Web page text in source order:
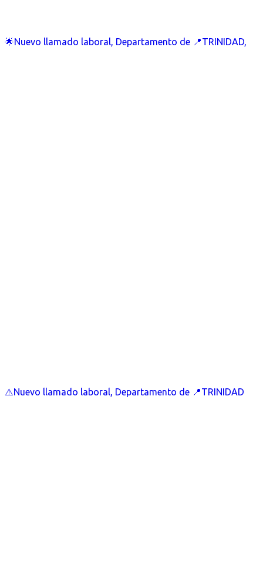
🌟Nuevo llamado laboral, Departamento de 📍TRINIDAD,
⚠️Nuevo llamado laboral, Departamento de 📍TRINIDAD